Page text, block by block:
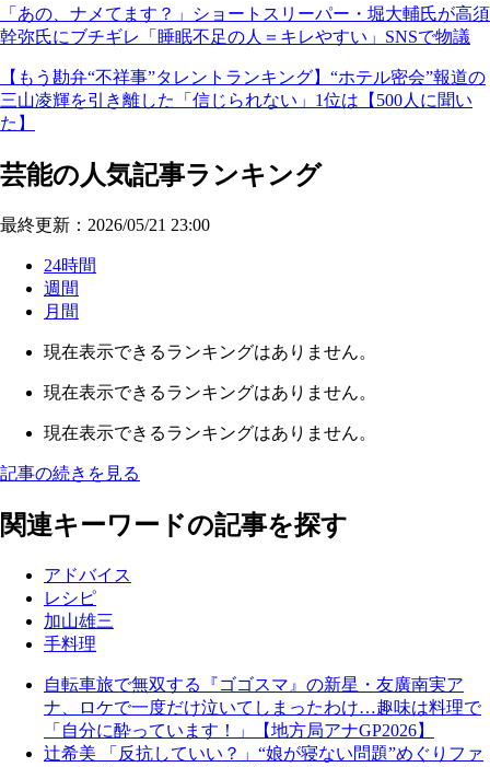
「あの、ナメてます？」ショートスリーパー・堀大輔氏が高須
幹弥氏にブチギレ「睡眠不足の人＝キレやすい」SNSで物議
【もう勘弁“不祥事”タレントランキング】“ホテル密会”報道の
三山凌輝を引き離した「信じられない」1位は【500人に聞い
た】
芸能の人気記事ランキング
最終更新：2026/05/21 23:00
24時間
週間
月間
現在表示できるランキングはありません。
現在表示できるランキングはありません。
現在表示できるランキングはありません。
記事の続きを見る
関連キーワードの記事を探す
アドバイス
レシピ
加山雄三
手料理
自転車旅で無双する『ゴゴスマ』の新星・友廣南実ア
ナ、ロケで一度だけ泣いてしまったわけ…趣味は料理で
「自分に酔っています！」【地方局アナGP2026】
辻希美 「反抗していい？」“娘が寝ない問題”めぐりファ